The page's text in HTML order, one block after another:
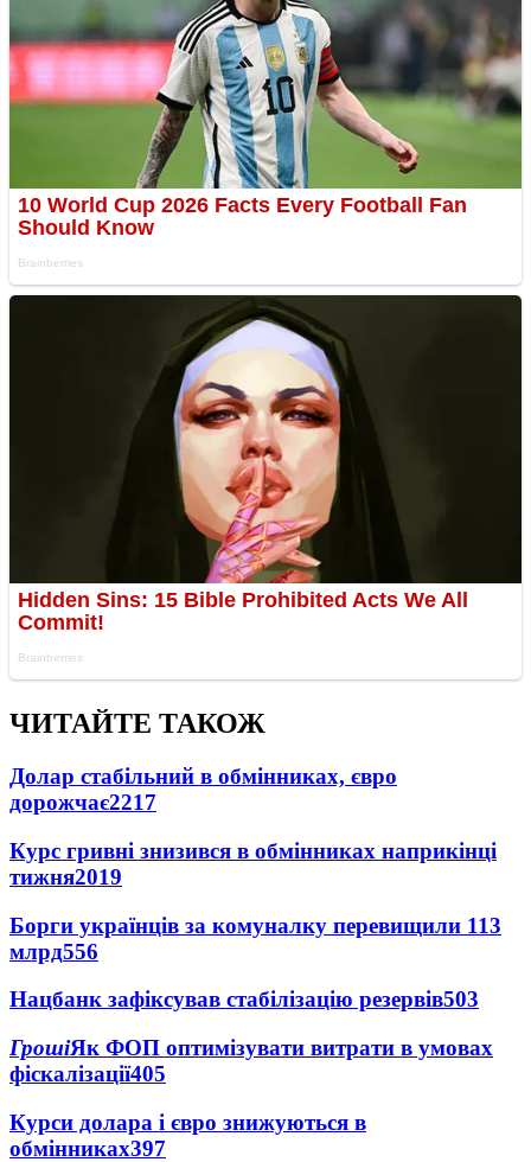
ЧИТАЙТЕ ТАКОЖ
Долар стабільний в обмінниках, євро
дорожчає2217
Курс гривні знизився в обмінниках наприкінці
тижня2019
Борги українців за комуналку перевищили 113
млрд556
Нацбанк зафіксував стабілізацію резервів503
ГрошіЯк ФОП оптимізувати витрати в умовах
фіскалізації405
Курси долара і євро знижуються в
обмінниках397